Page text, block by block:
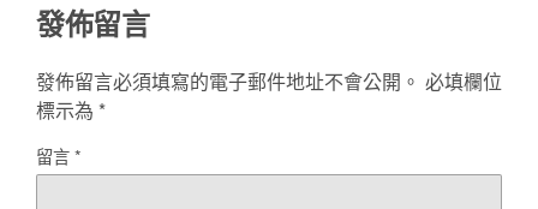
發佈留言
發佈留言必須填寫的電子郵件地址不會公開。 必填欄位
標示為 *
留言*